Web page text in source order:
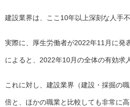
建設業界は、ここ10年以上深刻な人手
実際に、厚生労働者が2022年11月に発
によると、2022年10月の全体の有効求
これに対し、建設業界（建設・採掘の
倍と、ほかの職業と比較しても非常に